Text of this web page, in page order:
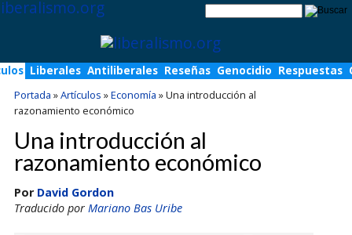
Liberales Antiliberales Reseñas Genocidio Respuestas
Portada »Artículos »Economía »Una introducción al
razonamiento económico
Una introducción al
razonamiento económico
Por David Gordon
Traducido por Mariano Bas Uribe